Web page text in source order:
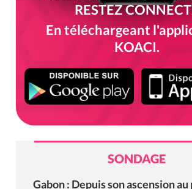
RESTEZ
En téléchargeant
KOACI.
SONDAGE
Gabon : Depuis son ascension